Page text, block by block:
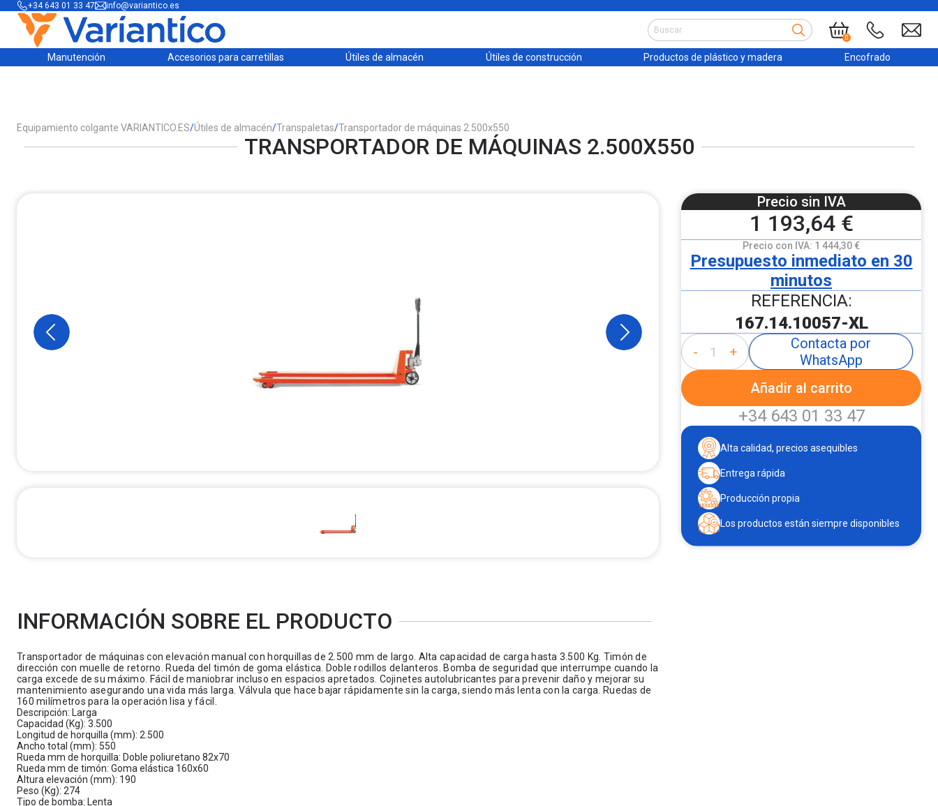
+34 643 01 33 47 info@variantico.es
0
Manutención Accesorios para carretillas Útiles de almacén Útiles de construcción Productos de plástico y madera Encofrado
Equipamiento colgante VARIANTICO.ES/Útiles de almacén/Transpaletas/Transportador de máquinas 2.500x550
TRANSPORTADOR DE MÁQUINAS 2.500X550
INFORMACIÓN SOBRE EL PRODUCTO
Transportador de máquinas con elevación manual con horquillas de 2.500 mm de largo. Alta capacidad de carga hasta 3.500 Kg. Timón de
dirección con muelle de retorno. Rueda del timón de goma elástica. Doble rodillos delanteros. Bomba de seguridad que interrumpe cuando la
carga excede de su máximo. Fácil de maniobrar incluso en espacios apretados. Cojinetes autolubricantes para prevenir daño y mejorar su
mantenimiento asegurando una vida más larga. Válvula que hace bajar rápidamente sin la carga, siendo más lenta con la carga. Ruedas de
160 milímetros para la operación lisa y fácil.
Descripción: Larga
Capacidad (Kg): 3.500
Longitud de horquilla (mm): 2.500
Ancho total (mm): 550
Rueda mm de horquilla: Doble poliuretano 82x70
Rueda mm de timón: Goma elástica 160x60
Altura elevación (mm): 190
Peso (Kg): 274
Tipo de bomba: Lenta
Precio sin IVA
1 193,64 €
Precio con IVA: 1 444,30 €
Presupuesto inmediato en 30
minutos
REFERENCIA:
167.14.10057-XL
- +
Contacta por
WhatsApp
Añadir al carrito
+34 643 01 33 47
Alta calidad, precios asequibles
Entrega rápida
Producción propia
Los productos están siempre disponibles